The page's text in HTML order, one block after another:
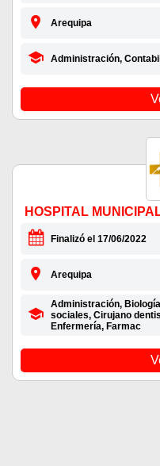
Arequipa
Administración,
HOSPITAL
Finalizó el 17/06/2022
Arequipa
Administración,
sociales, Cirujano
Enfermería, Farmac